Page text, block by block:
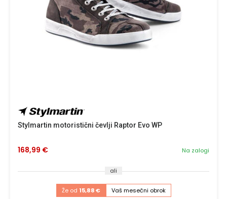
Stylmartin motoristični čevlji Raptor Evo WP
Na zalogi
168,99 €
ali
Že od 15,88 € Vaš mesečni obrok